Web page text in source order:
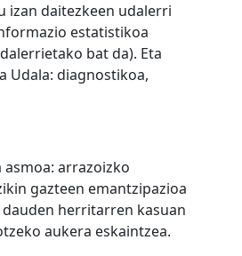
izan daitezkeen udalerri
estatistikoa
bat da). Eta
Udala: diagnostikoa,
arrazoizko
gazteen emantzipazioa
herritarren kasuan
aukera eskaintzea.